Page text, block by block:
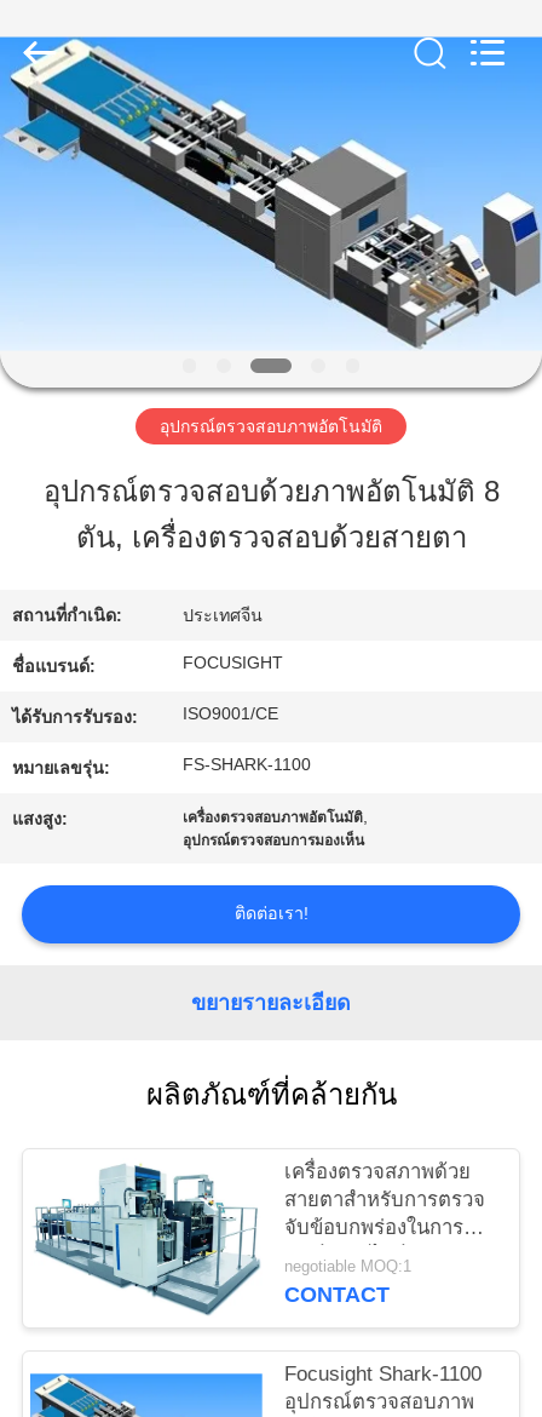
บ้าน
กับ
ควบคุม
คุณภาพ
ติดต่อ
ราคา
แผนผัง
เว็บไซต์
Focusight
Technology
Co.,Ltd.
All
Rights
Reserved.
อุปกรณ์ตรวจสอบภาพอัตโนมัติ
อุปกรณ์ตรวจสอบด้วยภาพอัตโนมัติ 8
ตัน, เครื่องตรวจสอบด้วยสายตา
สถานที่กำเนิด: ประเทศจีน
ชื่อแบรนด์: FOCUSIGHT
ได้รับการรับรอง: ISO9001/CE
หมายเลขรุ่น: FS-SHARK-1100
แสงสูง: เครื่องตรวจสอบภาพอัตโนมัติ,
อุปกรณ์ตรวจสอบการมองเห็น
ติดต่อเรา!
ขยายรายละเอียด
ผลิตภัณฑ์ที่คล้ายกัน
เครื่องตรวจสภาพด้วย
สายตาสำหรับการตรวจ
จับข้อบกพร่องในการ
พิมพ์กล่องไวน์
negotiable MOQ:1
CONTACT
Focusight Shark-1100
อุปกรณ์ตรวจสอบภาพ